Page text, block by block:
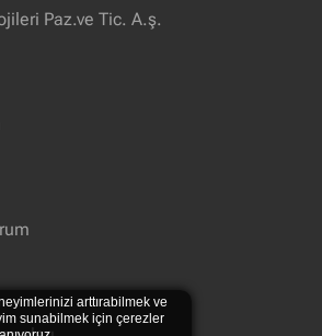
Paz.ve Tic. A.ş.
arttırabilmek ve
sunabilmek için çerezler